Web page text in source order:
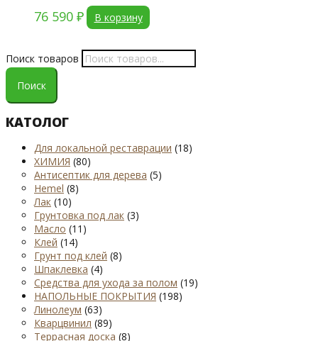
Поиск товаров
Поиск
КАТОЛОГ
Для локальной реставрации (18)
ХИМИЯ (80)
Антисептик для дерева (5)
Hemel (8)
Лак (10)
Грунтовка под лак (3)
Масло (11)
Клей (14)
Грунт под клей (8)
Шпаклевка (4)
Средства для ухода за полом (19)
НАПОЛЬНЫЕ ПОКРЫТИЯ (198)
Линолеум (63)
Кварцвинил (89)
Террасная доска (8)
76 590 ₽ В корзину